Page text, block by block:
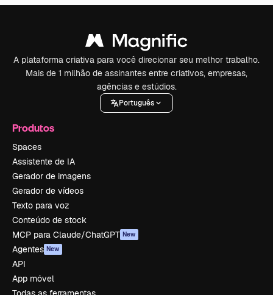
A plataforma criativa para você direcionar seu melhor trabalho.
Mais de 1 milhão de assinantes entre criativos, empresas,
agências e estúdios.
Português
Produtos
Spaces
Assistente de IA
Gerador de imagens
Gerador de vídeos
Texto para voz
Conteúdo de stock
MCP para Claude/ChatGPT New
Agentes New
API
App móvel